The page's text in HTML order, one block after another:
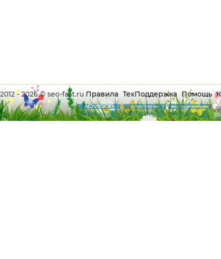
2012 - 2026 © seo-fast.ru Правила ТехПоддержка Помощь